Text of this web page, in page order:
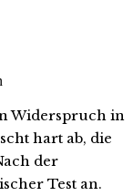
Widerspruch in
hart ab, die
der
Test an.